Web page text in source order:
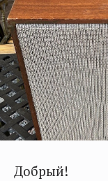
Добрый!